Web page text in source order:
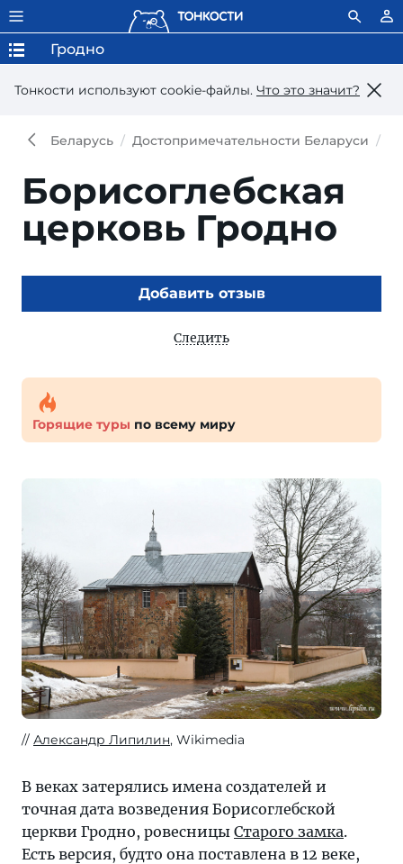
Тонкости используют сookie-файлы. Что это значит?
Гродно
Беларусь Достопримечательности Беларуси
Борисоглебская
церковь Гродно
Добавить отзыв
Следить
Горящие туры по всему миру
Александр Липилин, Wikimedia
В веках затерялись имена создателей и
точная дата возведения Борисоглебской
церкви Гродно, ровесницы Старого замка.
Есть версия, будто она поставлена в 12 веке,